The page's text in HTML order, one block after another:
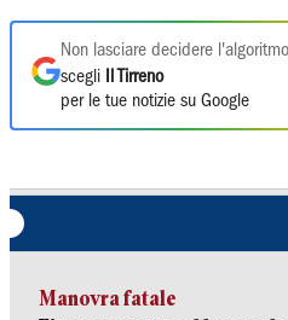
Non lasciare decidere
scegli
Il Tirreno
per le tue notizie su Google
Manovra fatale